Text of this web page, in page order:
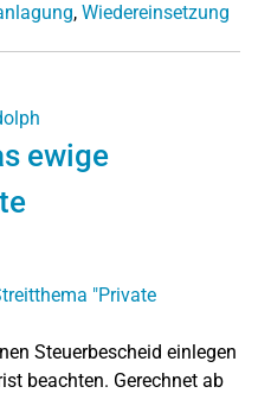
, Wiedereinsetzung
ewige
Steuerbescheid einlegen
beachten. Gerechnet ab